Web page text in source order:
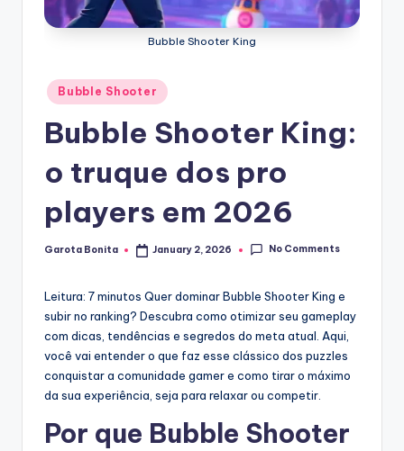
Bubble Shooter King
Posted
in
Bubble Shooter
Bubble Shooter King:
o truque dos pro
players em 2026
Posted
Garota Bonita January 2, 2026 No Comments
Leitura: 7 minutos Quer dominar Bubble Shooter King e
subir no ranking? Descubra como otimizar seu gameplay
com dicas, tendências e segredos do meta atual. Aqui,
você vai entender o que faz esse clássico dos puzzles
conquistar a comunidade gamer e como tirar o máximo
da sua experiência, seja para relaxar ou competir.
Por que Bubble Shooter